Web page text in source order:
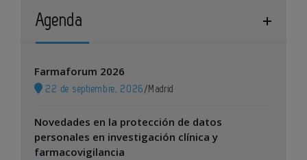
Agenda
Farmaforum 2026
22 de septiembre, 2026 / Madrid
Novedades en la protección de datos
personales en investigación clínica y
farmacovigilancia